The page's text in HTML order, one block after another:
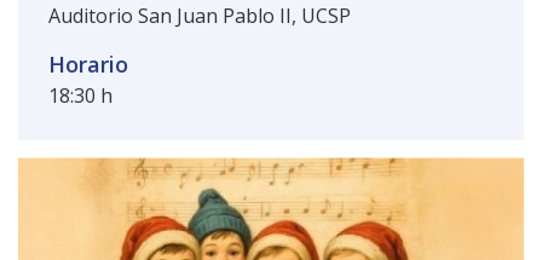
Auditorio San Juan Pablo II, UCSP
Horario
18:30 h